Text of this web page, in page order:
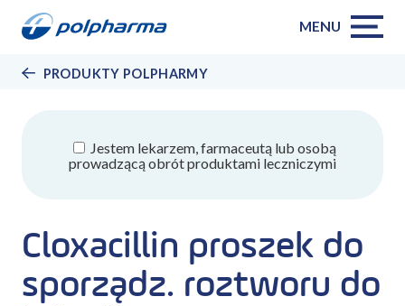
MENU
PRODUKTY POLPHARMY
Jestem lekarzem, farmaceutą lub osobą
prowadzącą obrót produktami leczniczymi
Cloxacillin proszek do
sporządz. roztworu do